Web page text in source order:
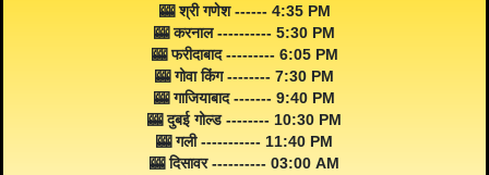
🎰 श्री गणेश ------ 4:35 PM
🎰 करनाल ---------- 5:30 PM
🎰 फरीदाबाद --------- 6:05 PM
🎰 गोवा किंग -------- 7:30 PM
🎰 गाजियाबाद ------- 9:40 PM
🎰 दुबई गोल्ड -------- 10:30 PM
🎰 गली ----------- 11:40 PM
🎰 दिसावर ---------- 03:00 AM